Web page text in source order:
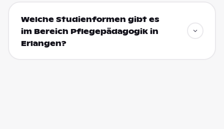
Welche Studienformen gibt es
im Bereich Pflegepädagogik in
Erlangen?